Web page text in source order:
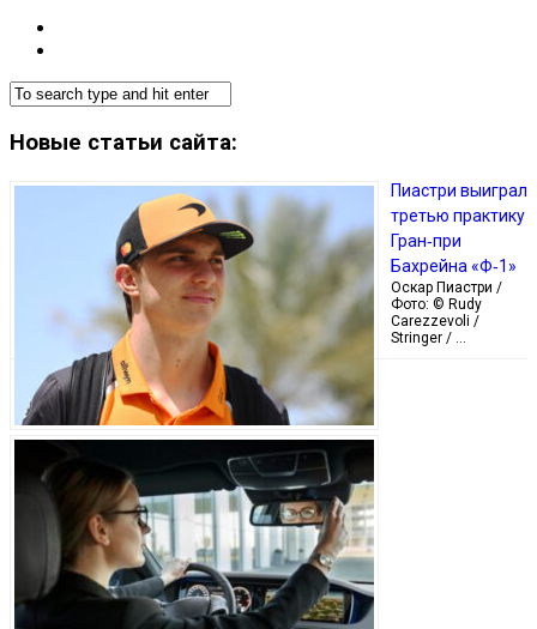
Новые статьи сайта:
Пиастри выиграл
третью практику
Гран‑при
Бахрейна «Ф‑1»
Оскар Пиастри /
Фото: © Rudy
Carezzevoli /
Stringer / …